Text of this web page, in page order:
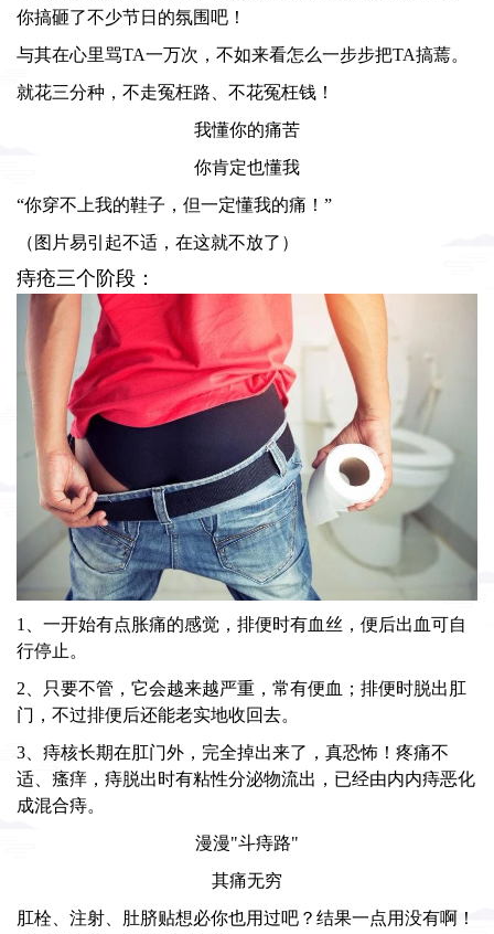
你搞砸了不少节日的氛围吧！
与其在心里骂TA一万次，不如来看怎么一步步把TA搞蔫。
就花三分种，不走冤枉路、不花冤枉钱！
我懂你的痛苦
你肯定也懂我
“你穿不上我的鞋子，但一定懂我的痛！”
（图片易引起不适，在这就不放了）
痔疮三个阶段：
1、一开始有点胀痛的感觉，排便时有血丝，便后出血可自
行停止。
2、只要不管，它会越来越严重，常有便血；排便时脱出肛
门，不过排便后还能老实地收回去。
3、痔核长期在肛门外，完全掉出来了，真恐怖！疼痛不
适、瘙痒，痔脱出时有粘性分泌物流出，已经由内内痔恶化
成混合痔。
漫漫"斗痔路"
其痛无穷
肛栓、注射、肚脐贴想必你也用过吧？结果一点用没有啊！